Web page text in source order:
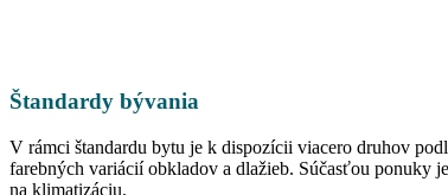
Štandardy bývania
V rámci štandardu bytu je k dispozícii viacero druhov
farebných variácií obkladov a dlažieb. Súčasťou ponuky
na klimatizáciu.